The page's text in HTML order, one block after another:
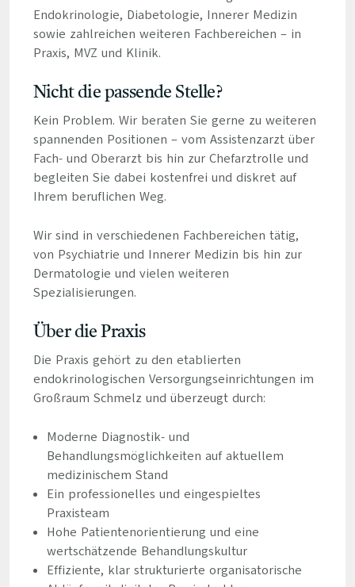
Endokrinologie, Diabetologie, Innerer Medizin
sowie zahlreichen weiteren Fachbereichen – in
Praxis, MVZ und Klinik.
Nicht die passende Stelle?
Kein Problem. Wir beraten Sie gerne zu weiteren
spannenden Positionen – vom Assistenzarzt über
Fach- und Oberarzt bis hin zur Chefarztrolle und
begleiten Sie dabei kostenfrei und diskret auf
Ihrem beruflichen Weg.
Wir sind in verschiedenen Fachbereichen tätig,
von Psychiatrie und Innerer Medizin bis hin zur
Dermatologie und vielen weiteren
Spezialisierungen.
Über die Praxis
Die Praxis gehört zu den etablierten
endokrinologischen Versorgungseinrichtungen im
Großraum Schmelz und überzeugt durch:
Moderne Diagnostik- und
Behandlungsmöglichkeiten auf aktuellem
medizinischem Stand
Ein professionelles und eingespieltes
Praxisteam
Hohe Patientenorientierung und eine
wertschätzende Behandlungskultur
Effiziente, klar strukturierte organisatorische